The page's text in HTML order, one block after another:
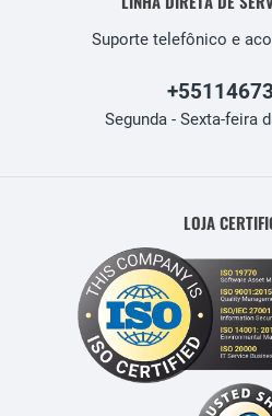
Suporte telefônico e
Segunda - Sexta-feira
LOJA